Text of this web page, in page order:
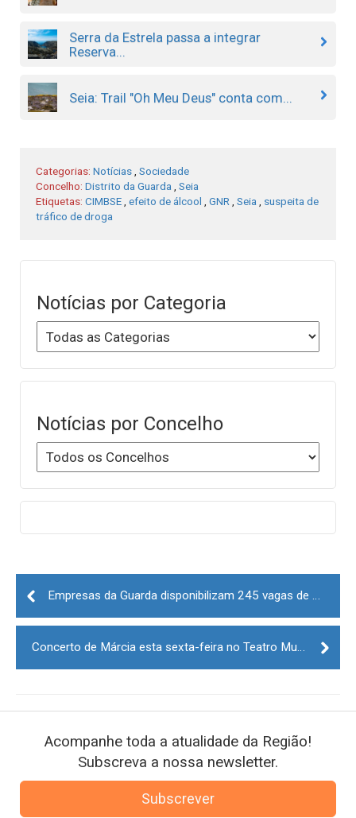
Serra da Estrela passa a integrar
Reserva...
Seia: Trail "Oh Meu Deus" conta com...
Categorias: Notícias Sociedade
Concelho: Distrito da Guarda
Seia
Etiquetas: CIMBSE efeito de álcool GNR Seia
suspeita de
tráfico de droga
Notícias por Categoria
Notícias por Concelho
Post
navigation
Empresas da Guarda disponibilizam 245 vagas de emprego para refugiados da Ucrânia
Concerto de Márcia esta sexta-feira no Teatro Municipal da Guarda
Acompanhe toda a atualidade da Região!
Subscreva a nossa newsletter.
Subscrever